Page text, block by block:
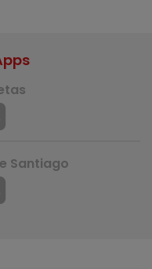
Santiago